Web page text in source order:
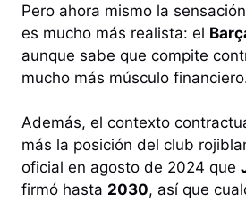
Pero ahora mismo la
es mucho más realista: el
aunque sabe que compite
mucho más músculo
Además, el contexto
más la posición del club
oficial en agosto de 2024 que
firmó hasta 2030, así que